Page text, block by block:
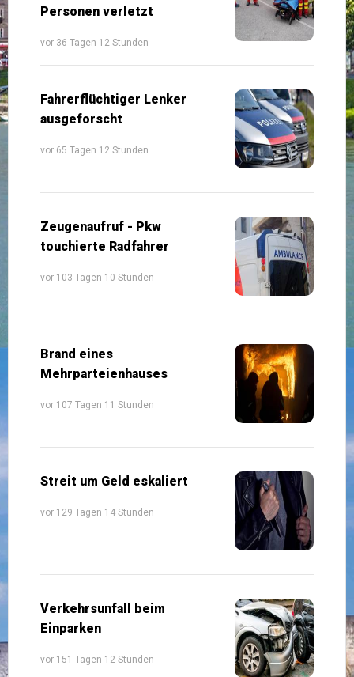
Personen verletzt
vor 36 Tagen 12 Stunden
Fahrerflüchtiger Lenker
ausgeforscht
vor 65 Tagen 12 Stunden
Zeugenaufruf - Pkw
touchierte Radfahrer
vor 103 Tagen 10 Stunden
Brand eines
Mehrparteienhauses
vor 107 Tagen 11 Stunden
Streit um Geld eskaliert
vor 129 Tagen 14 Stunden
Verkehrsunfall beim
Einparken
vor 151 Tagen 12 Stunden